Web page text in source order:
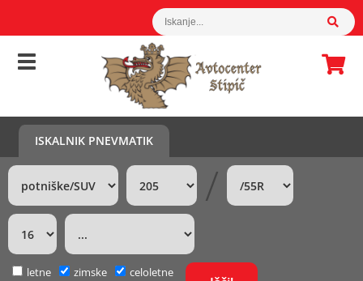
ISKALNIK PNEVMATIK
/
letne zimske
celoletne